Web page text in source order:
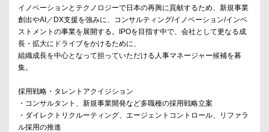
イノベーションとテクノロジーで日本の再興に貢献するため、新規事業
創出やAI／DX支援を強みに、コンサルティング/イノベーション/インベ
ストメントの事業を展開する。IPOを目指す中で、会社として更なる成
長・拡大にドライブをかけるために、
組織成長を中心となって担っていただける人事マネージャー候補を募
集。
採用戦略・タレントアクイジション
・コンサルタント、新規事業開発など多職種の採用戦略立案
・ダイレクトリクルーティング、エージェントコントロール、リファラ
ル採用の推進